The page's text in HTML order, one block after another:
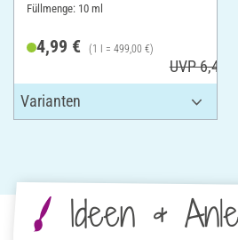
Füllmenge: 10 ml
4,99 € (1 l = 499,00 €)
UVP 6,49 €
Ideen &